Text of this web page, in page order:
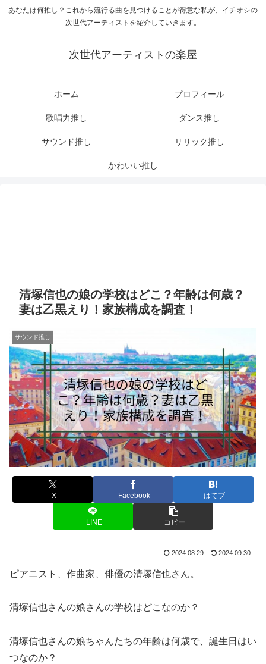
あなたは何推し？これから流行る曲を見つけることが得意な私が、イチオシの
次世代アーティストを紹介していきます。
次世代アーティストの楽屋
ホーム プロフィール
歌唱力推し ダンス推し
サウンド推し リリック推し
かわいい推し
清塚信也の娘の学校はどこ？年齢は何歳？
妻は乙黒えり！家族構成を調査！
サウンド推し
X Facebook はてブ
LINE コピー
2024.08.29 2024.09.30
ピアニスト、作曲家、俳優の清塚信也さん。
清塚信也さんの娘さんの学校はどこなのか？
清塚信也さんの娘ちゃんたちの年齢は何歳で、誕生日はい
つなのか？